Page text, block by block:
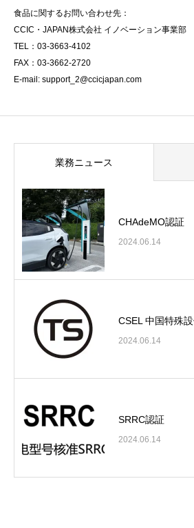
食品に関するお問い合わせ先：
CCIC・JAPAN株式会社 イノベーション事業部
TEL：03-3663-4102
FAX：03-3662-2720
E-mail: support_2@ccicjapan.com
業務ニュース
CHAdeMO認証
2024.06.14
CSEL 中国特殊
2024.06.14
SRRC認証
2024.06.14